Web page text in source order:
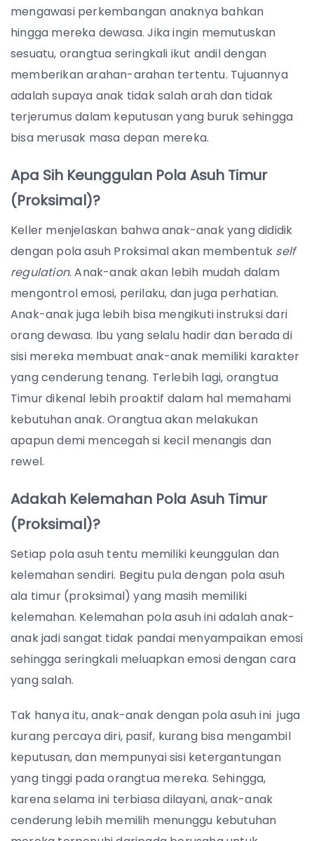
mengawasi perkembangan anaknya bahkan
hingga mereka dewasa. Jika ingin memutuskan
sesuatu, orangtua seringkali ikut andil dengan
memberikan arahan-arahan tertentu. Tujuannya
adalah supaya anak tidak salah arah dan tidak
terjerumus dalam keputusan yang buruk sehingga
bisa merusak masa depan mereka.
Apa Sih Keunggulan Pola Asuh Timur
(Proksimal)?
Keller menjelaskan bahwa anak-anak yang dididik
dengan pola asuh Proksimal akan membentuk self
regulation. Anak-anak akan lebih mudah dalam
mengontrol emosi, perilaku, dan juga perhatian.
Anak-anak juga lebih bisa mengikuti instruksi dari
orang dewasa. Ibu yang selalu hadir dan berada di
sisi mereka membuat anak-anak memiliki karakter
yang cenderung tenang. Terlebih lagi, orangtua
Timur dikenal lebih proaktif dalam hal memahami
kebutuhan anak. Orangtua akan melakukan
apapun demi mencegah si kecil menangis dan
rewel.
Adakah Kelemahan Pola Asuh Timur
(Proksimal)?
Setiap pola asuh tentu memiliki keunggulan dan
kelemahan sendiri. Begitu pula dengan pola asuh
ala timur (proksimal) yang masih memiliki
kelemahan. Kelemahan pola asuh ini adalah anak-
anak jadi sangat tidak pandai menyampaikan emosi
sehingga seringkali meluapkan emosi dengan cara
yang salah.
Tak hanya itu, anak-anak dengan pola asuh ini juga
kurang percaya diri, pasif, kurang bisa mengambil
keputusan, dan mempunyai sisi ketergantungan
yang tinggi pada orangtua mereka. Sehingga,
karena selama ini terbiasa dilayani, anak-anak
cenderung lebih memilih menunggu kebutuhan